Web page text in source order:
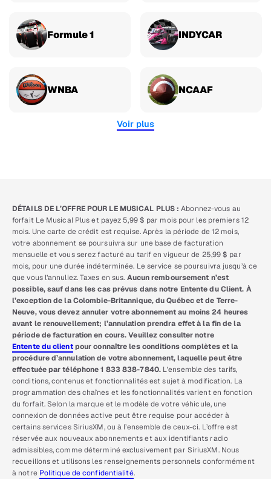
Formule 1 INDYCAR
WNBA NCAAF
Voir plus
DÉTAILS DE L’OFFRE POUR LE MUSICAL PLUS : Abonnez-vous au
forfait Le Musical Plus et payez 5,99 $ par mois pour les premiers 12
mois. Une carte de crédit est requise. Après la période de 12 mois,
votre abonnement se poursuivra sur une base de facturation
mensuelle et vous serez facturé au tarif en vigueur de 25,99 $ par
mois, pour une durée indéterminée. Le service se poursuivra jusqu’à ce
que vous l’annuliez. Taxes en sus. Aucun remboursement n’est
possible, sauf dans les cas prévus dans notre Entente du Client. À
l’exception de la Colombie-Britannique, du Québec et de Terre-
Neuve, vous devez annuler votre abonnement au moins 24 heures
avant le renouvellement; l’annulation prendra effet à la fin de la
période de facturation en cours. Veuillez consulter notre
Entente du clientpour connaître les conditions complètes et la
procédure d’annulation de votre abonnement, laquelle peut être
effectuée par téléphone 1 833 838-7840.L’ensemble des tarifs,
conditions, contenus et fonctionnalités est sujet à modification. La
programmation des chaînes et les fonctionnalités varient en fonction
du forfait. Selon la marque et le modèle de votre véhicule, une
connexion de données active peut être requise pour accéder à
certains services SiriusXM, ou à l’ensemble de ceux-ci. L’offre est
réservée aux nouveaux abonnements et aux identifiants radio
admissibles, comme déterminé exclusivement par SiriusXM. Nous
recueillons et utilisons les renseignements personnels conformément
à notre Politique de confidentialité.